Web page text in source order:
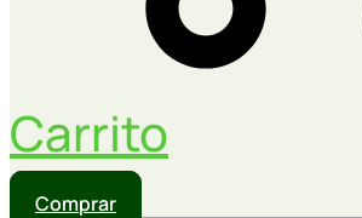
Carrito
Comprar